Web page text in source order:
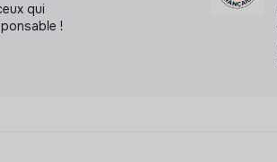
qui
!